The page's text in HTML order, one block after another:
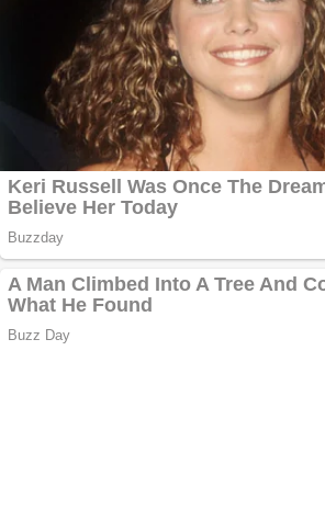
Chardonnay
Împrumut si
investitii